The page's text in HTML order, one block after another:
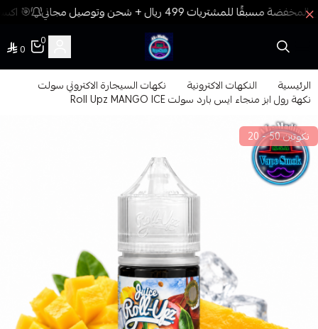
🎯
فيب المدينة
0
0
الرئيسية النكهات الاكترونية نكهات السيجارة الاكتروني سولت
نكهة رول ابز منجاء ايس بارد سولت Roll Upz MANGO ICE
نكوتين 50 - 20